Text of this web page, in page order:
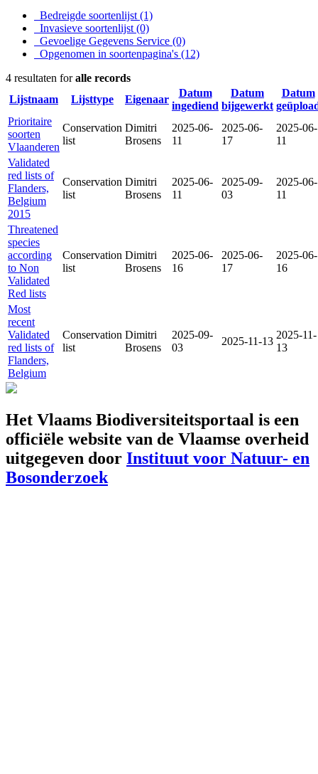
Bedreigde soortenlijst (1)
Invasieve soortenlijst (0)
Gevoelige Gegevens Service (0)
Opgenomen in soortenpagina's (12)
4 resultaten foralle records
Lijstnaam
Lijsttype Eigenaar
Datum
ingediend
Datum
bijgewerkt
Datum
Prioritaire
soorten
Vlaanderen
Conservation
list
Dimitri
Brosens
2025-06-
11
2025-06-
17
2025-06-
11
Validated
red lists of
Flanders,
Belgium
2015
Conservation
list
Dimitri
Brosens
2025-06-
11
2025-09-
03
2025-06-
11
Threatened
species
according
to Non
Validated
Red lists
Conservation
list
Dimitri
Brosens
2025-06-
16
2025-06-
17
2025-06-
16
Most
recent
Validated
red lists of
Flanders,
Belgium
Conservation
list
Dimitri
Brosens
2025-09-
03
2025-11-13
2025-11-
13
Het Vlaams Biodiversiteitsportaal is een
officiële website van de Vlaamse overheid
uitgegeven door Instituut voor Natuur- en
Bosonderzoek